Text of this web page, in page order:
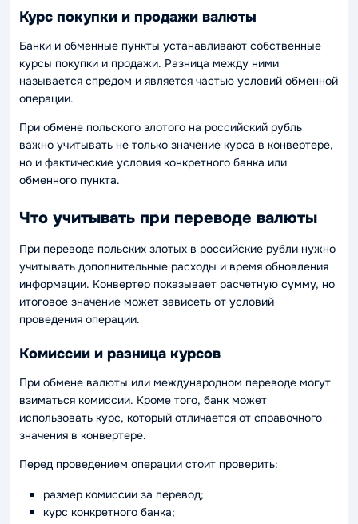
Курс покупки и продажи валюты
Банки и обменные пункты устанавливают собственные
курсы покупки и продажи. Разница между ними
называется спредом и является частью условий обменной
операции.
При обмене польского злотого на российский рубль
важно учитывать не только значение курса в конвертере,
но и фактические условия конкретного банка или
обменного пункта.
Что учитывать при переводе валюты
При переводе польских злотых в российские рубли нужно
учитывать дополнительные расходы и время обновления
информации. Конвертер показывает расчетную сумму, но
итоговое значение может зависеть от условий
проведения операции.
Комиссии и разница курсов
При обмене валюты или международном переводе могут
взиматься комиссии. Кроме того, банк может
использовать курс, который отличается от справочного
значения в конвертере.
Перед проведением операции стоит проверить:
размер комиссии за перевод;
курс конкретного банка;